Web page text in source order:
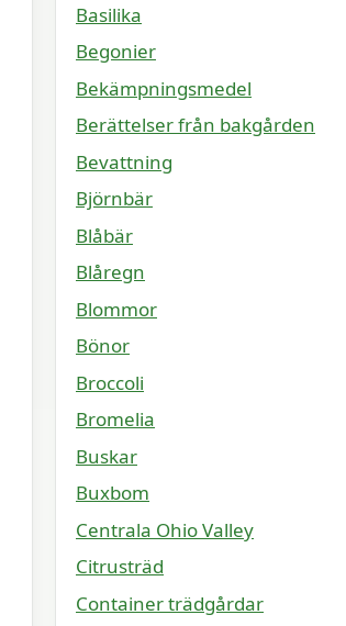
Basilika
Begonier
Bekämpningsmedel
Berättelser från bakgården
Bevattning
Björnbär
Blåbär
Blåregn
Blommor
Bönor
Broccoli
Bromelia
Buskar
Buxbom
Centrala Ohio Valley
Citrusträd
Container trädgårdar